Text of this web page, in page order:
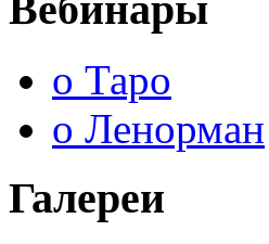
о Таро
о Ленорман
Галереи